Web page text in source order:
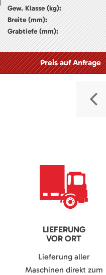
Gew. Klasse (kg):
Breite (mm):
Grabtiefe (mm):
Preis auf Anfrage
LIEFERUNG
VOR ORT
Lieferung aller
Maschinen direkt zum